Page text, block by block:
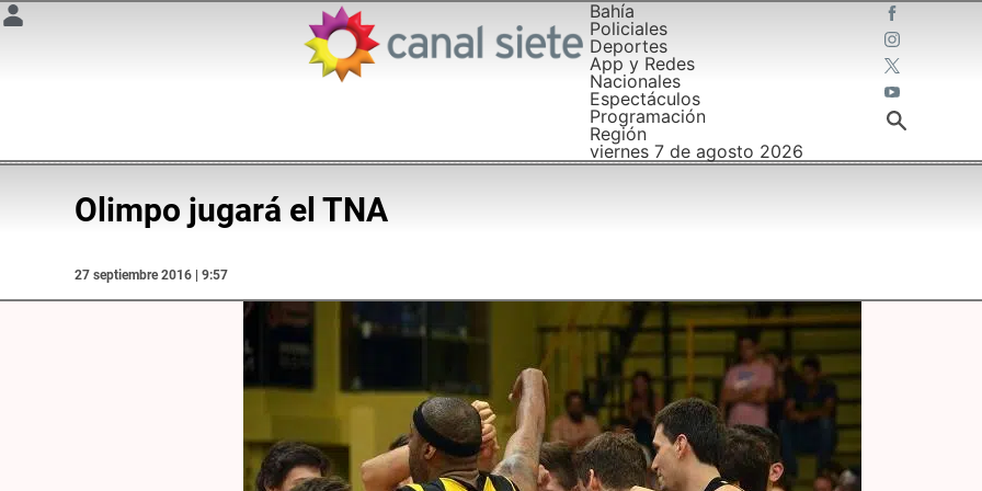
Bahía
Policiales
Deportes
App y Redes
Nacionales
Espectáculos
Programación
Región
viernes 7 de agosto 2026
Olimpo jugará el TNA
27 septiembre 2016 | 9:57